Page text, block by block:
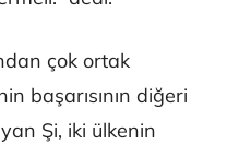
çok ortak
başarısının diğeri
Şi, iki ülkenin